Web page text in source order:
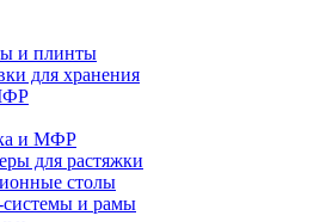
и плинты
для хранения
и МФР
для растяжки
столы
системы и рамы